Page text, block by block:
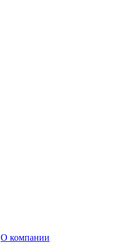
О компании